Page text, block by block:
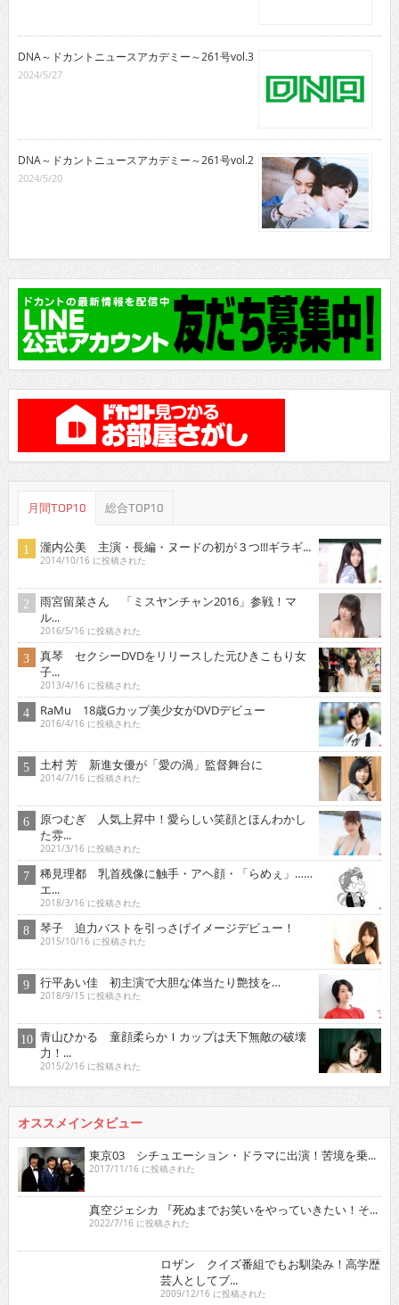
DNA～ドカントニュースアカデミー～261号vol.3
2024/5/27
DNA～ドカントニュースアカデミー～261号vol.2
2024/5/20
月間TOP10 総合TOP10
瀧内公美 主演・長編・ヌードの初が３つ!!!ギラギ...
2014/10/16 に投稿された
雨宮留菜さん 「ミスヤンチャン2016」参戦！マ
ル...
2016/5/16 に投稿された
真琴 セクシーDVDをリリースした元ひきこもり女
子...
2013/4/16 に投稿された
RaMu 18歳Gカップ美少女がDVDデビュー
2016/4/16 に投稿された
土村 芳 新進女優が「愛の渦」監督舞台に
2014/7/16 に投稿された
原つむぎ 人気上昇中！愛らしい笑顔とほんわかし
た雰...
2021/3/16 に投稿された
稀見理都 乳首残像に触手・アヘ顔・「らめぇ」……
エ...
2018/3/16 に投稿された
琴子 迫力バストを引っさげイメージデビュー！
2015/10/16 に投稿された
行平あい佳 初主演で大胆な体当たり艶技を…
2018/9/15 に投稿された
青山ひかる 童顔柔らかＩカップは天下無敵の破壊
力！...
2015/2/16 に投稿された
オススメインタビュー
東京03 シチュエーション・ドラマに出演！苦境を乗...
2017/11/16 に投稿された
真空ジェシカ 『死ぬまでお笑いをやっていきたい！そ...
2022/7/16 に投稿された
ロザン クイズ番組でもお馴染み！高学歴芸人として
2009/12/16 に投稿された